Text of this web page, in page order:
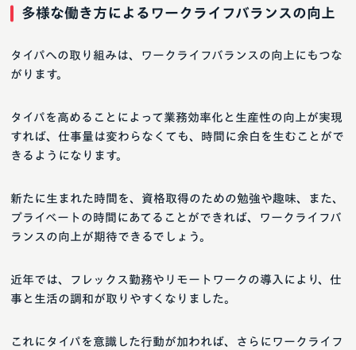
多様な働き方によるワークライフバランスの向上
タイパへの取り組みは、ワークライフバランスの向上にもつな
がります。
タイパを高めることによって業務効率化と生産性の向上が実現
すれば、仕事量は変わらなくても、時間に余白を生むことがで
きるようになります。
新たに生まれた時間を、資格取得のための勉強や趣味、また、
プライベートの時間にあてることができれば、ワークライフバ
ランスの向上が期待できるでしょう。
近年では、フレックス勤務やリモートワークの導入により、仕
事と生活の調和が取りやすくなりました。
これにタイパを意識した行動が加われば、さらにワークライフ